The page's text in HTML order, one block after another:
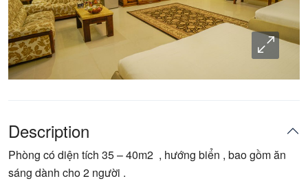
Description
Phòng có diện tích 35 – 40m2 , hướng biển , bao gồm ăn
sáng dành cho 2 người .